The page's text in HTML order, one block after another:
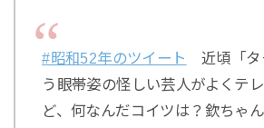
#昭和52年のツイート
近頃「タ
う眼帯姿の怪しい芸人がよくテ
ど、何なんだコイツは？欽ちゃ